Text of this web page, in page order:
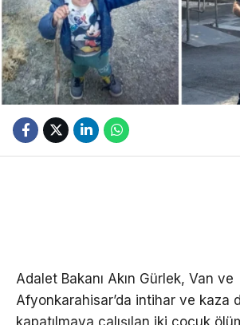
Adalet Bakanı Akın Gürlek, Van ve
Afyonkarahisar’da intihar ve kaza
kapatılmaya çalışılan iki çocuk